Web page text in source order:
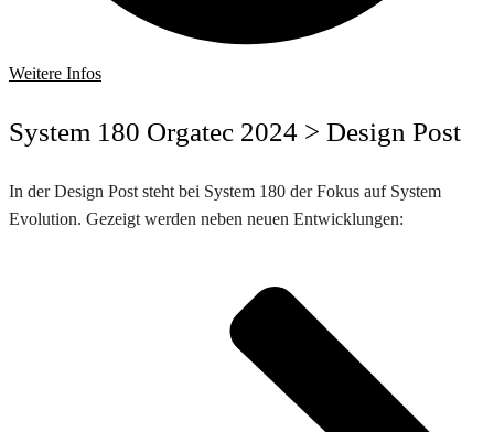
Weitere Infos
System 180 Orgatec 2024 > Design Post
In der Design Post steht bei System 180 der Fokus auf System
Evolution. Gezeigt werden neben neuen Entwicklungen: